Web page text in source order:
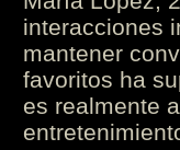
interacciones
mantener
favoritos ha
es realmente